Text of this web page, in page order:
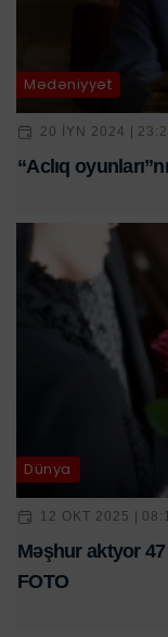
Mədəniyyət
20 IYN 2024 |
“Aclıq
Dünya
12 OKT 2025 |
Məşhur aktyor
FOTO